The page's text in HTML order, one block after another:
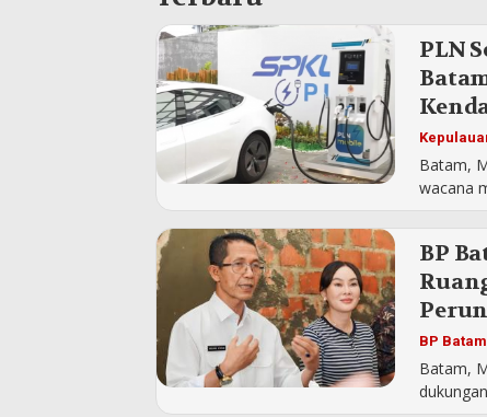
PLN
Batam,
wacana
BP
BP Batam
Batam,